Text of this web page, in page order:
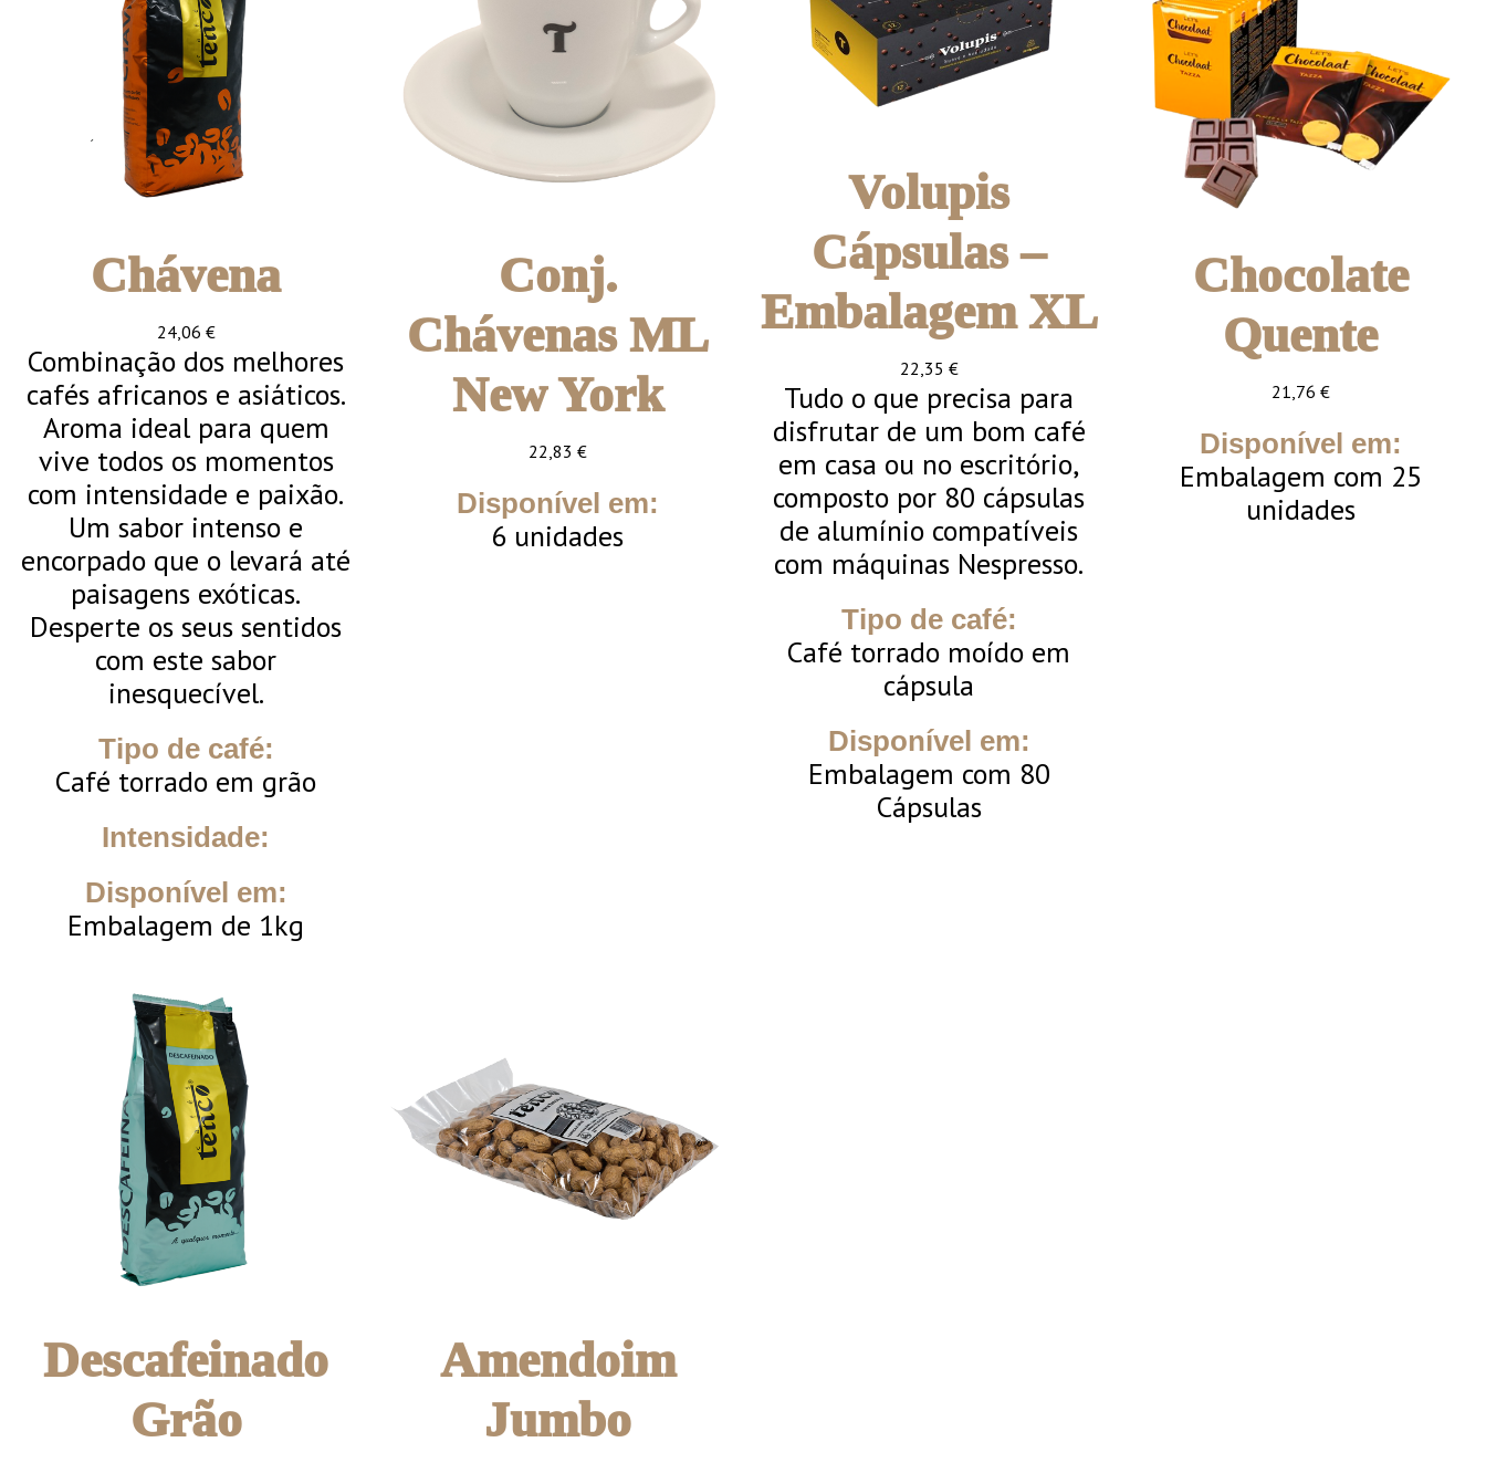
Chávena
24,06 €
Combinação dos melhores
cafés africanos e asiáticos.
Aroma ideal para quem
vive todos os momentos
com intensidade e paixão.
Um sabor intenso e
encorpado que o levará até
paisagens exóticas.
Desperte os seus sentidos
com este sabor
inesquecível.
Tipo de café:
Café torrado em grão
Intensidade:
Disponível em:
Embalagem de 1kg
Conj.
Chávenas ML
New York
22,83 €
Disponível em:
6 unidades
Volupis
Cápsulas –
Embalagem XL
22,35 €
Tudo o que precisa para
disfrutar de um bom café
em casa ou no escritório,
composto por 80 cápsulas
de alumínio compatíveis
com máquinas Nespresso.
Tipo de café:
Café torrado moído em
cápsula
Disponível em:
Embalagem com 80
Cápsulas
Chocolate
Quente
21,76 €
Disponível em:
Embalagem com 25
unidades
Descafeinado
Grão
Amendoim
Jumbo